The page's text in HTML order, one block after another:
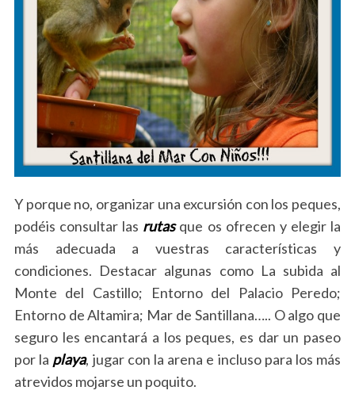
Y porque no, organizar una excursión con los peques,
podéis consultar las rutas que os ofrecen y elegir la
más adecuada a vuestras características y
condiciones. Destacar algunas como La subida al
Monte del Castillo; Entorno del Palacio Peredo;
Entorno de Altamira; Mar de Santillana….. O algo que
seguro les encantará a los peques, es dar un paseo
por la playa, jugar con la arena e incluso para los más
atrevidos mojarse un poquito.